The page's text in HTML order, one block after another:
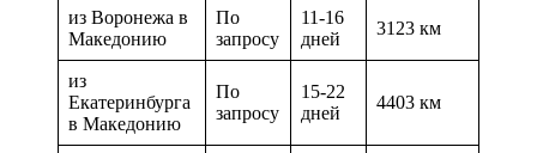
из Воронежа в
Македонию
По
запросу
11-16
дней
3123 км
из
Екатеринбурга
в Македонию
По
запросу
15-22
дней
4403 км